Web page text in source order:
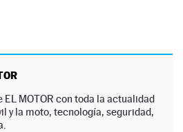
MOTOR con toda la actualidad
y la moto, tecnología, seguridad,